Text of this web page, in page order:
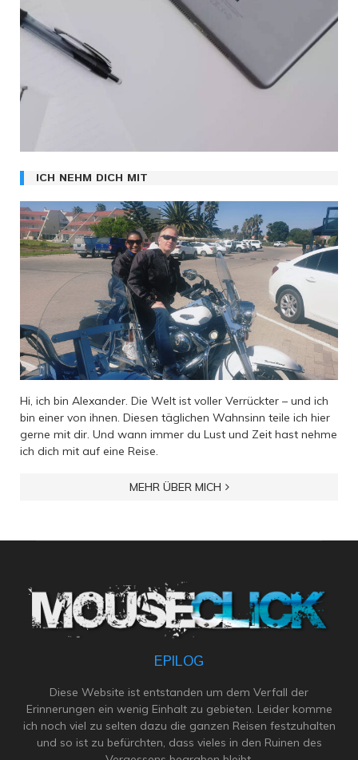
ICH NEHM DICH MIT
Hi, ich bin Alexander. Die Welt ist voller Verrückter – und ich
bin einer von ihnen. Diesen täglichen Wahnsinn teile ich hier
gerne mit dir. Und wann immer du Lust und Zeit hast nehme
ich dich mit auf eine Reise.
MEHR ÜBER MICH
EPILOG
Diese Website ist entstanden um dem Verfall der
Erinnerungen ein wenig Einhalt zu gebieten. Leider komme
ich noch viel zu selten dazu die ganzen Reisen festzuhalten
und so ist zu befürchten, dass vieles in den Ruinen des